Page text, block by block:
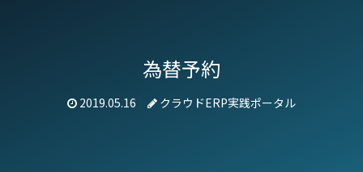
為替予約
2019.05.16 クラウドERP実践ポータル